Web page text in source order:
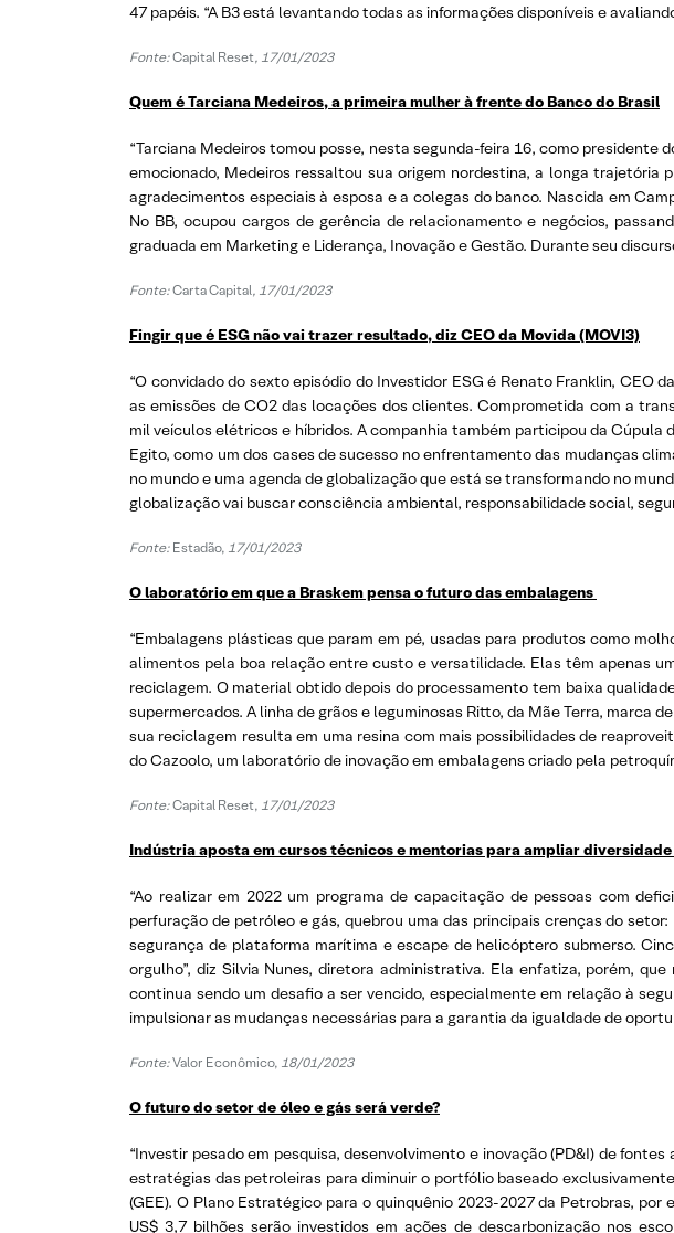
47 papéis. “A B3 está levantando todas as informações disponíveis e
Fonte:Capital Reset, 17/01/2023
Quem é Tarciana Medeiros, a primeira mulher à frente do Banco do Brasil
“Tarciana Medeiros tomou posse, nesta segunda-feira 16, como presidente
emocionado, Medeiros ressaltou sua origem nordestina, a longa trajetória
agradecimentos especiais à esposa e a colegas do banco. Nascida em
No BB, ocupou cargos de gerência de relacionamento e negócios,
graduada em Marketing e Liderança, Inovação e Gestão. Durante seu
Fonte:Carta Capital, 17/01/2023
Fingir que é ESG não vai trazer resultado, diz CEO da Movida (MOVI3)
“O convidado do sexto episódio do Investidor ESG é Renato Franklin,
as emissões de CO2 das locações dos clientes. Comprometida com a
mil veículos elétricos e híbridos. A companhia também participou da Cúpula
Egito, como um dos cases de sucesso no enfrentamento das mudanças
no mundo e uma agenda de globalização que está se transformando no
globalização vai buscar consciência ambiental, responsabilidade social,
Fonte: Estadão, 17/01/2023
O laboratório em que a Braskem pensa o futuro das embalagens
“Embalagens plásticas que param em pé, usadas para produtos como
alimentos pela boa relação entre custo e versatilidade. Elas têm apenas
reciclagem. O material obtido depois do processamento tem baixa
supermercados. A linha de grãos e leguminosas Ritto, da Mãe Terra, marca
sua reciclagem resulta em uma resina com mais possibilidades de
do Cazoolo, um laboratório de inovação em embalagens criado pela
Fonte:Capital Reset, 17/01/2023
Indústria aposta em cursos técnicos e mentorias para ampliar
“Ao realizar em 2022 um programa de capacitação de pessoas com
perfuração de petróleo e gás, quebrou uma das principais crenças do
segurança de plataforma marítima e escape de helicóptero submerso.
orgulho”, diz Silvia Nunes, diretora administrativa. Ela enfatiza, porém,
continua sendo um desafio a ser vencido, especialmente em relação à
impulsionar as mudanças necessárias para a garantia da igualdade de
Fonte:Valor Econômico, 18/01/2023
O futuro do setor de óleo e gás será verde?
“Investir pesado em pesquisa, desenvolvimento e inovação (PD&I) de
estratégias das petroleiras para diminuir o portfólio baseado
(GEE). O Plano Estratégico para o quinquênio 2023-2027 da Petrobras,
US$ 3,7 bilhões serão investidos em ações de descarbonização nos